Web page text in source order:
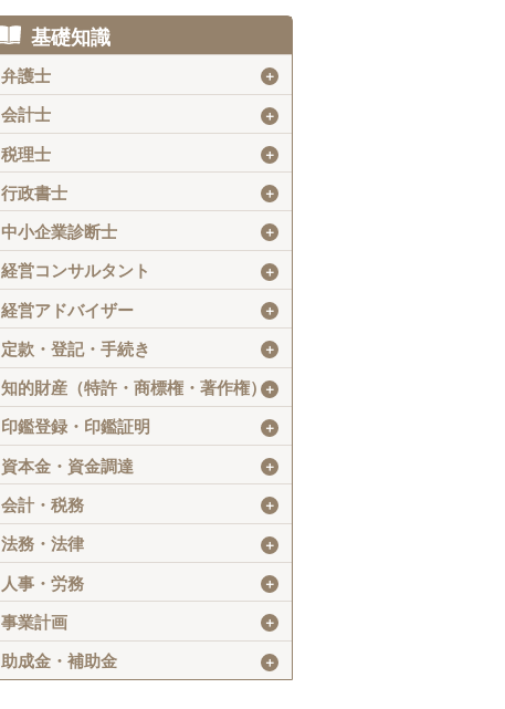
基礎知識
弁護士 ＋
会計士 ＋
税理士 ＋
行政書士 ＋
中小企業診断士 ＋
経営コンサルタント ＋
経営アドバイザー ＋
定款・登記・手続き ＋
知的財産（特許・商標権・著作権）＋
印鑑登録・印鑑証明 ＋
資本金・資金調達 ＋
会計・税務 ＋
法務・法律 ＋
人事・労務 ＋
事業計画 ＋
助成金・補助金 ＋